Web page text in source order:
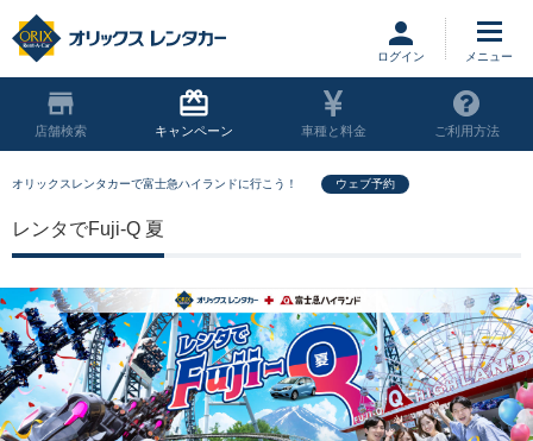
ログイン
店舗 キャンペーン 車種と料金 ご利用方法
オリックスレンタカーで富士急ハイランドに行こう！ ウェブ予約
レンタでFuji-Q 夏